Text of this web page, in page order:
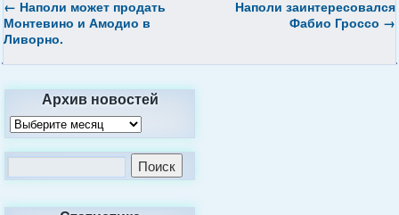
← Наполи может продать
Монтевино и Амодио в
Ливорно.
Наполи заинтересовался
Фабио Гроссо →
Архив новостей